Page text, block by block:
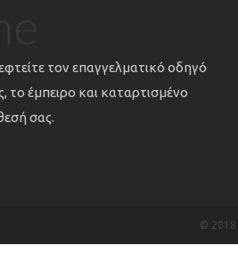
τον επαγγελματικό οδηγό
το έμπειρο και καταρτισμένο
σας.
© 2018